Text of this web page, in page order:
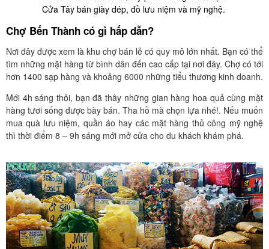
Cửa Tây bán giày dép, đồ lưu niệm và mỹ nghệ.
Chợ Bến Thành có gì hấp dẫn?
Nơi đây được xem là khu chợ bán lẻ có quy mô lớn nhất. Bạn có thể
tìm những mặt hàng từ bình dân đến cao cấp tại nơi đây. Chợ có tới
hơn 1400 sạp hàng và khoảng 6000 những tiểu thương kinh doanh.
Mới 4h sáng thôi, bạn đã thây những gian hàng hoa quả cùng mặt
hàng tươi sống được bày bán. Tha hồ mà chọn lựa nhé!. Nếu muốn
mua quà lưu niệm, quần áo hay các mặt hàng thủ công mỹ nghệ
thì thời điểm 8 – 9h sáng mới mở cửa cho du khách khám phá.